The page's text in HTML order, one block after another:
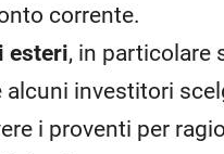
corrente.
esteri, in particolare
alcuni investitori
i proventi per